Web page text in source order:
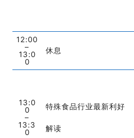
12:00
–
13:0
0
休息
13:0
0
–
13:3
0
特殊食品行业最新利好
解读